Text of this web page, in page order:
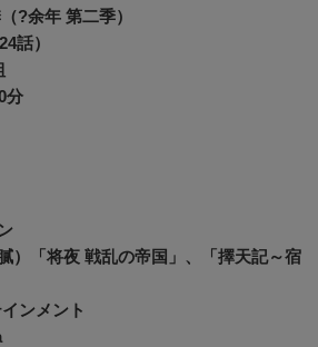
?余年 第二季）
話）
分
）「将夜 戦乱の帝国」、「擇天記～宿
ンメント